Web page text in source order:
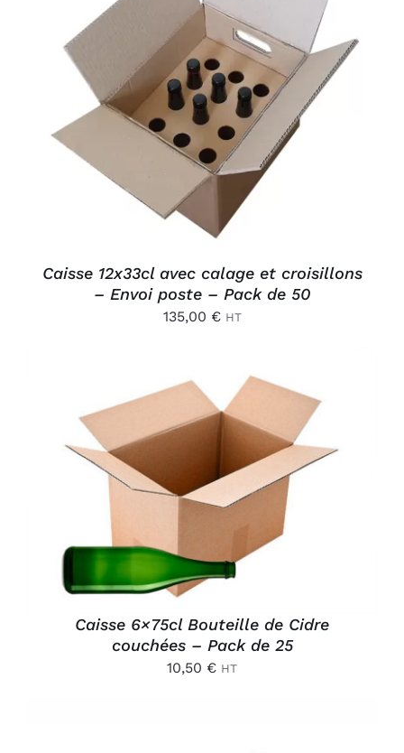
AJOUTER AU PANIER
DÉTAILS
Caisse 12x33cl avec calage et croisillons
– Envoi poste – Pack de 50
135,00 € HT
AJOUTER AU PANIER
Caisse 6×75cl Bouteille de Cidre
couchées – Pack de 25
10,50 € HT